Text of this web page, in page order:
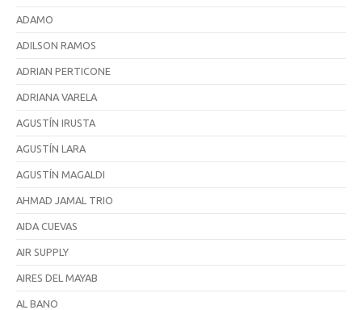
ADAMO
ADILSON RAMOS
ADRIAN PERTICONE
ADRIANA VARELA
AGUSTÍN IRUSTA
AGUSTÍN LARA
AGUSTÍN MAGALDI
AHMAD JAMAL TRIO
AIDA CUEVAS
AIR SUPPLY
AIRES DEL MAYAB
AL BANO